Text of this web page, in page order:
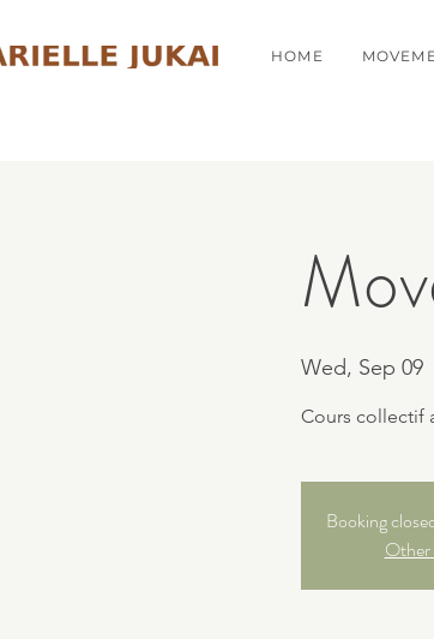
HOME
Wed, Sep 09
Cours collectif
Booking
Other